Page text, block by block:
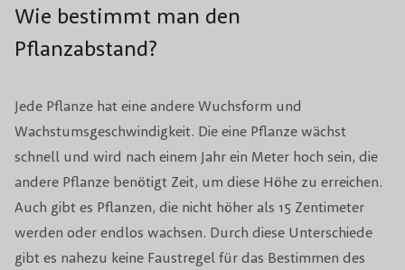
Wie bestimmt man den
Pflanzabstand?
Jede Pflanze hat eine andere Wuchsform und
Wachstumsgeschwindigkeit. Die eine Pflanze wächst
schnell und wird nach einem Jahr ein Meter hoch sein, die
andere Pflanze benötigt Zeit, um diese Höhe zu erreichen.
Auch gibt es Pflanzen, die nicht höher als 15 Zentimeter
werden oder endlos wachsen. Durch diese Unterschiede
gibt es nahezu keine Faustregel für das Bestimmen des